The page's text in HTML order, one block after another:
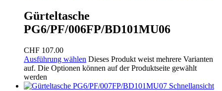
Gürteltasche
PG6/PF/006FP/BD101MU06
CHF 107.00
Ausführung wählen Dieses Produkt weist mehrere Varianten
auf. Die Optionen können auf der Produktseite gewählt
werden
Schnellansicht